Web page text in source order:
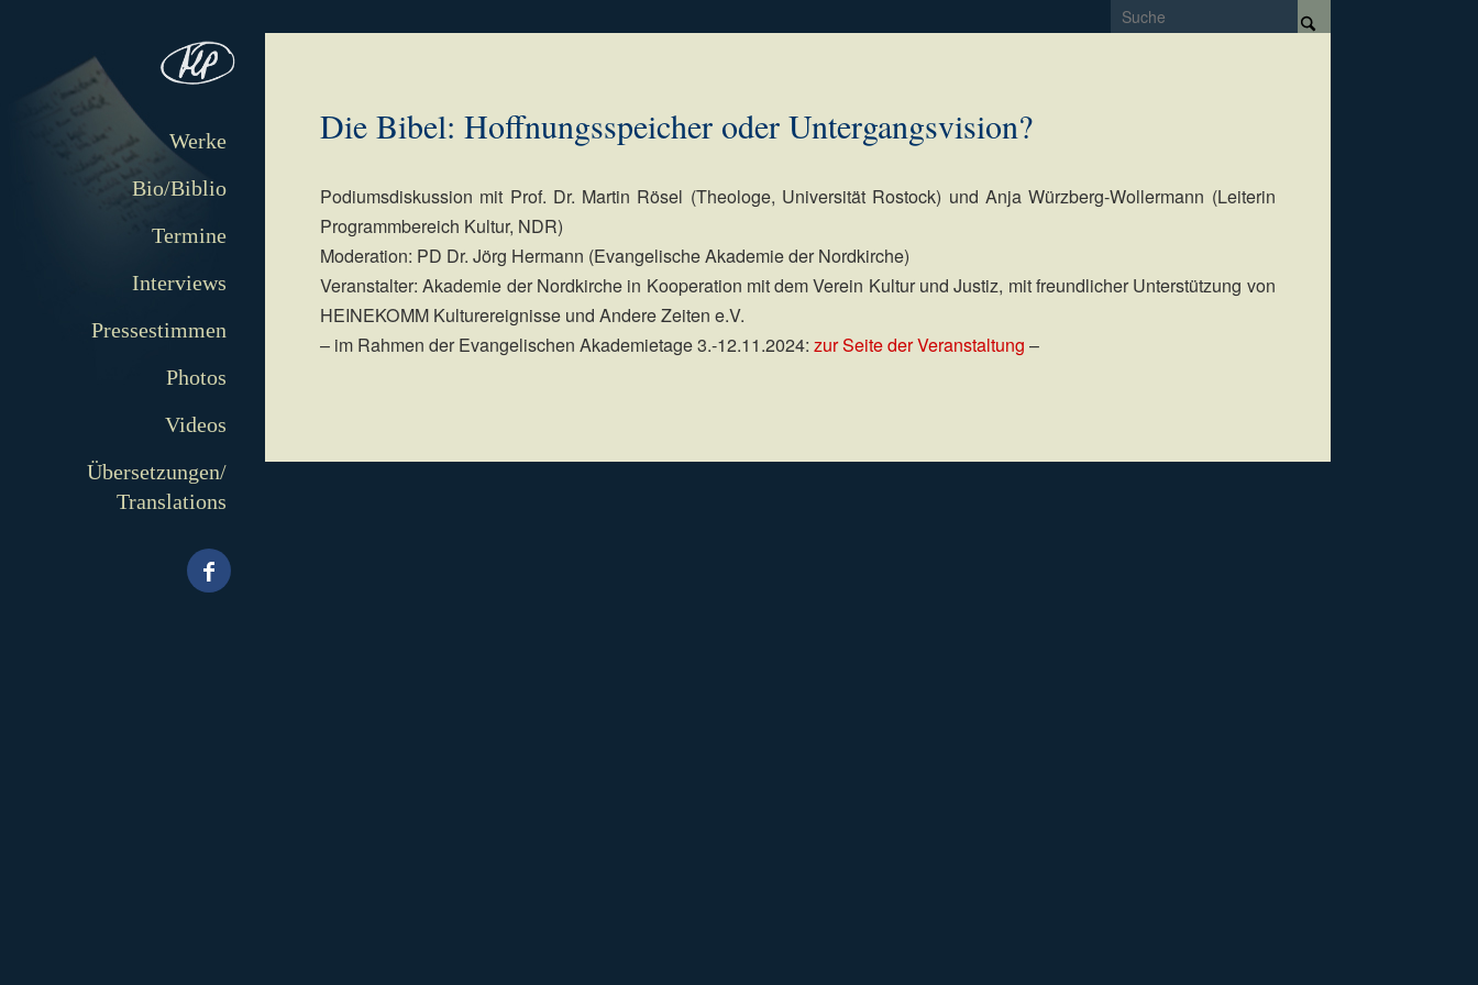
Werke
Bio/Biblio
Termine
Interviews
Pressestimmen
Photos
Videos
Übersetzungen/
Translations
Die Bibel: Hoffnungsspeicher oder Untergangsvision?
Podiumsdiskussion mit Prof. Dr. Martin Rösel (Theologe, Universität Rostock) und Anja Würzberg-Wollermann (Leiterin
Programmbereich Kultur, NDR)
Moderation: PD Dr. Jörg Hermann (Evangelische Akademie der Nordkirche)
Veranstalter: Akademie der Nordkirche in Kooperation mit dem Verein Kultur und Justiz, mit freundlicher Unterstützung von
HEINEKOMM Kulturereignisse und Andere Zeiten e.V.
– im Rahmen der Evangelischen Akademietage 3.-12.11.2024: zur Seite der Veranstaltung –